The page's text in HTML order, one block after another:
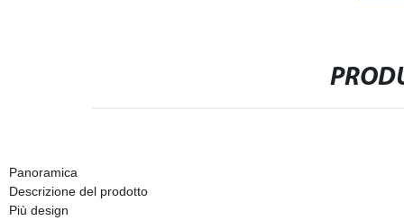
Panoramica
Descrizione del prodotto
Più design